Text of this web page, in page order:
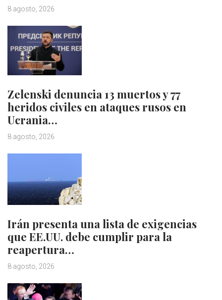
8 agosto, 2026
Zelenski denuncia 13 muertos y 77
heridos civiles en ataques rusos en
Ucrania…
8 agosto, 2026
Irán presenta una lista de exigencias
que EE.UU. debe cumplir para la
reapertura…
8 agosto, 2026